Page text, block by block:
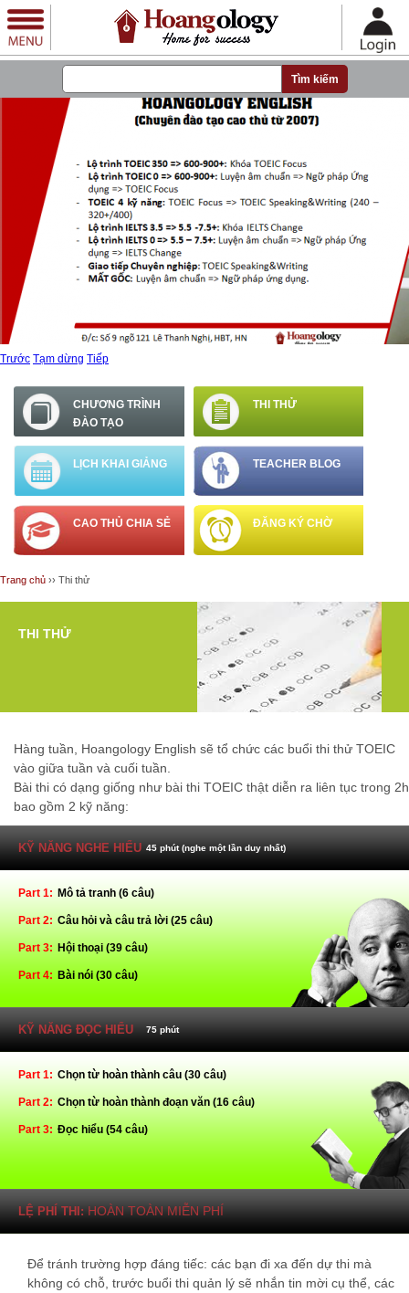
Nhảy đến nội dung
Trước Tạm dừng Tiếp
CHƯƠNG TRÌNH
ĐÀO TẠO
THI THỬ
LỊCH KHAI GIẢNG TEACHER BLOG
CAO THỦ CHIA SẺ ĐĂNG KÝ CHỜ
Bạn đang ở đây
Trang chủ ›› Thi thử
THI THỬ
Hàng tuần, Hoangology English sẽ tổ chức các buổi thi thử TOEIC
vào giữa tuần và cuối tuần.
Bài thi có dạng giống như bài thi TOEIC thật diễn ra liên tục trong 2h
bao gồm 2 kỹ năng:
KỸ NĂNG NGHE HIỂU 45 phút (nghe một lần duy nhất)
Part 1: Mô tả tranh (6 câu)
Part 2: Câu hỏi và câu trả lời (25 câu)
Part 3: Hội thoại (39 câu)
Part 4: Bài nói (30 câu)
KỸ NĂNG ĐỌC HIỂU 75 phút
Part 1: Chọn từ hoàn thành câu (30 câu)
Part 2: Chọn từ hoàn thành đoạn văn (16 câu)
Part 3: Đọc hiểu (54 câu)
LỆ PHÍ THI: HOÀN TOÀN MIỄN PHÍ
Để tránh trường hợp đáng tiếc: các bạn đi xa đến dự thi mà
không có chỗ, trước buổi thi quản lý sẽ nhắn tin mời cụ thể, các